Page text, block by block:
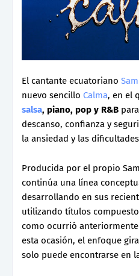
El cantante ecuatoriano
nuevo sencillo Calma, en el
salsa, piano, pop y R&B
descanso, confianza y
la ansiedad y las
Producida por el propio
continúa una línea
desarrollando en sus
utilizando títulos
como ocurrió
esta ocasión, el enfoque
solo puede encontrarse en